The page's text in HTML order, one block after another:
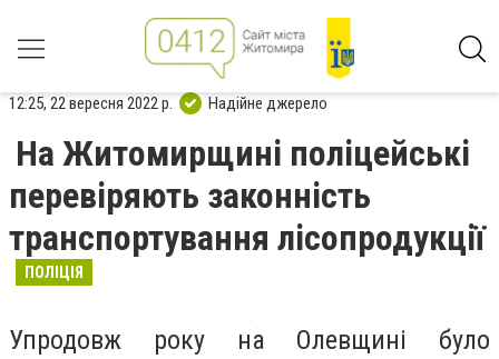
12:25, 22 вересня 2022 р. Надійне джерело
На Житомирщині поліцейські
перевіряють законність
транспортування лісопродукції
ПОЛІЦІЯ
Упродовж року на Олевщині було